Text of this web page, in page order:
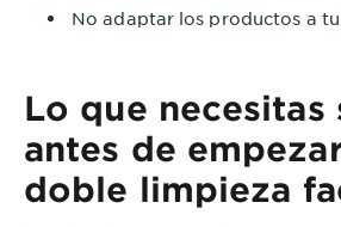
No adaptar los productos a
Lo que necesitas
antes de
doble limpieza